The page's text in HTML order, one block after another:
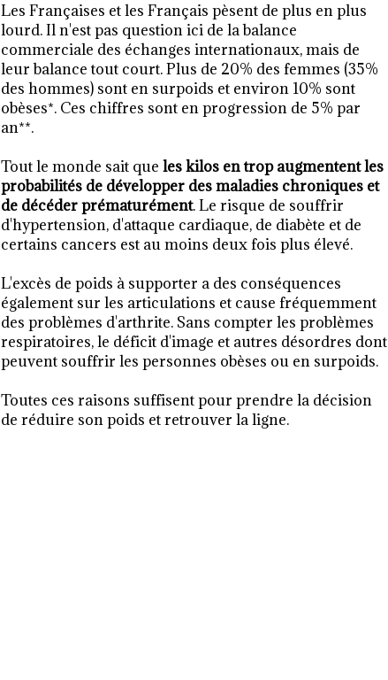
Les Françaises et les Français pèsent de plus en plus
lourd. Il n'est pas question ici de la balance
commerciale des échanges internationaux, mais de
leur balance tout court. Plus de 20% des femmes (35%
des hommes) sont en surpoids et environ 10% sont
obèses*. Ces chiffres sont en progression de 5% par
an**.
Tout le monde sait que les kilos en trop augmentent les
probabilités de développer des maladies chroniques et
de décéder prématurément. Le risque de souffrir
d'hypertension, d'attaque cardiaque, de diabète et de
certains cancers est au moins deux fois plus élevé.
L'excès de poids à supporter a des conséquences
également sur les articulations et cause fréquemment
des problèmes d'arthrite. Sans compter les problèmes
respiratoires, le déficit d'image et autres désordres dont
peuvent souffrir les personnes obèses ou en surpoids.
Toutes ces raisons suffisent pour prendre la décision
de réduire son poids et retrouver la ligne.